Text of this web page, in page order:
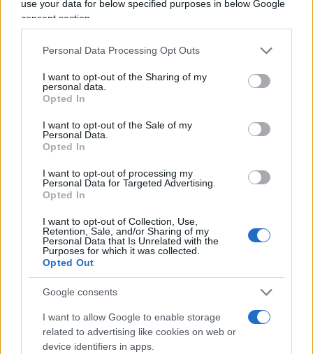
use your data for below specified purposes in below Google
consent section.
Personal Data Processing Opt Outs
I want to opt-out of the Sharing of my
personal data.
Opted In
I want to opt-out of the Sale of my
Personal Data.
Opted In
I want to opt-out of processing my
Personal Data for Targeted Advertising.
Opted In
I want to opt-out of Collection, Use,
Retention, Sale, and/or Sharing of my
Personal Data that Is Unrelated with the
Purposes for which it was collected.
Opted Out
Google consents
I want to allow Google to enable storage
related to advertising like cookies on web or
device identifiers in apps.
calde del solito (“Ah, qui moriamo tutti, non
sentite che roba, è la fine del mondo”: no,
eravamo solo viziati di aria condizionata,
un’automobile trasformata in forno
, la pelle
delle chiappe che restava sui sedili, i polpastrelli
di nostro padre che guidava a tatuare il volante
con le impronte digitali), sarebbero tornate
severi: ma niente, parole al vento, più faceva
freddo e più bisognava dire che si crepava di
caldo, l’evidenza era rimossa, regnava “la
percezione”, e intanto i ghiacciai si
ricomponevano, gli orsi proliferavano, le lunghe
fasi del gelo si allungavano, si dilatavano. Qui
casca l’asino, e cascano anche i somari: come mai
dopo due ore di sole esangue alla fine di
settimane glaciali subito tutti si rotolano in terra
parlando di “mese più arido e siccitoso di tutti i